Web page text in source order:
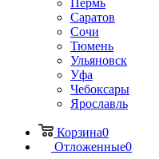
Пермь
Саратов
Сочи
Тюмень
Ульяновск
Уфа
Чебоксары
Ярославль
Корзина0
Отложенные0